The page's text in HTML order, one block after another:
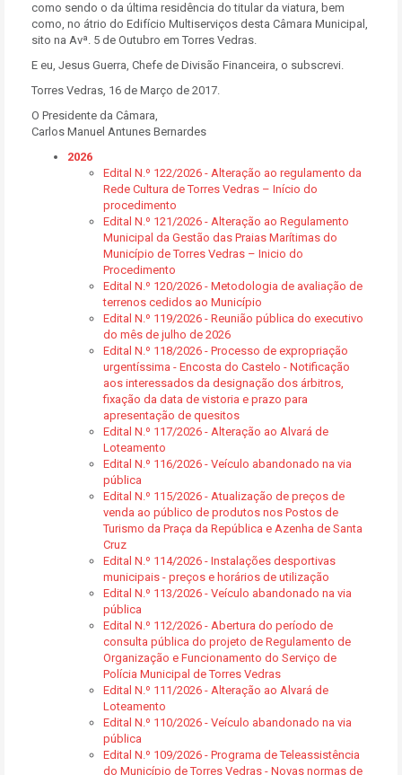
como sendo o da última residência do titular da viatura, bem
como, no átrio do Edifício Multiserviços desta Câmara Municipal,
sito na Avª. 5 de Outubro em Torres Vedras.
E eu, Jesus Guerra, Chefe de Divisão Financeira, o subscrevi.
Torres Vedras, 16 de Março de 2017.
O Presidente da Câmara,
Carlos Manuel Antunes Bernardes
2026
Edital N.º 122/2026 - Alteração ao regulamento da
Rede Cultura de Torres Vedras – Início do
procedimento
Edital N.º 121/2026 - Alteração ao Regulamento
Municipal da Gestão das Praias Marítimas do
Município de Torres Vedras – Inicio do
Procedimento
Edital N.º 120/2026 - Metodologia de avaliação de
terrenos cedidos ao Município
Edital N.º 119/2026 - Reunião pública do executivo
do mês de julho de 2026
Edital N.º 118/2026 - Processo de expropriação
urgentíssima - Encosta do Castelo - Notificação
aos interessados da designação dos árbitros,
fixação da data de vistoria e prazo para
apresentação de quesitos
Edital N.º 117/2026 - Alteração ao Alvará de
Loteamento
Edital N.º 116/2026 - Veículo abandonado na via
pública
Edital N.º 115/2026 - Atualização de preços de
venda ao público de produtos nos Postos de
Turismo da Praça da República e Azenha de Santa
Cruz
Edital N.º 114/2026 - Instalações desportivas
municipais - preços e horários de utilização
Edital N.º 113/2026 - Veículo abandonado na via
pública
Edital N.º 112/2026 - Abertura do período de
consulta pública do projeto de Regulamento de
Organização e Funcionamento do Serviço de
Polícia Municipal de Torres Vedras
Edital N.º 111/2026 - Alteração ao Alvará de
Loteamento
Edital N.º 110/2026 - Veículo abandonado na via
pública
Edital N.º 109/2026 - Programa de Teleassistência
do Município de Torres Vedras - Novas normas de